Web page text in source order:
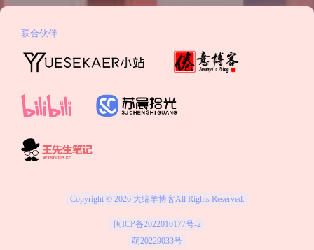
联合伙伴
Copyright © 2026大绵羊博客All Rights Reserved.
闽ICP备2022010177号-2
萌20229033号